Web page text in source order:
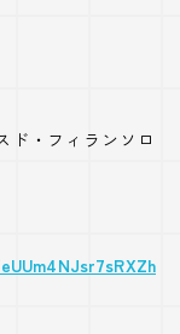
ド・フィランソロ